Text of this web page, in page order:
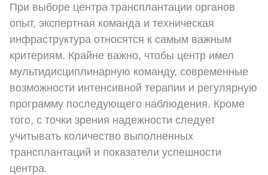
При выборе центра трансплантации органов
опыт, экспертная команда и техническая
инфраструктура относятся к самым важным
критериям. Крайне важно, чтобы центр имел
мультидисциплинарную команду, современные
возможности интенсивной терапии и регулярную
программу последующего наблюдения. Кроме
того, с точки зрения надежности следует
учитывать количество выполненных
трансплантаций и показатели успешности
центра.